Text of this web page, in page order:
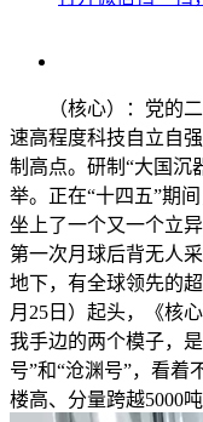
（核心）：党的二
速高程度科技自立自
制高点。研制“大国沉
举。正在“十四五”期
坐上了一个又一个立
第一次月球后背无人
地下，有全球领先的
月25日）起头，《核
我手边的两个模子，
号”和“沧渊号”，看着
楼高、分量跨越5000吨